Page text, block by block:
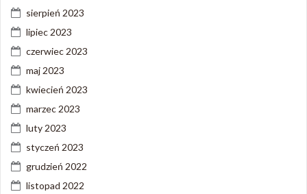
sierpień 2023
lipiec 2023
czerwiec 2023
maj 2023
kwiecień 2023
marzec 2023
luty 2023
styczeń 2023
grudzień 2022
listopad 2022